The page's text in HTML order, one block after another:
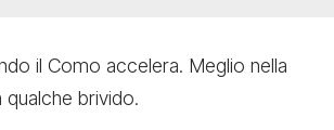
il Como accelera. Meglio nella
brivido.